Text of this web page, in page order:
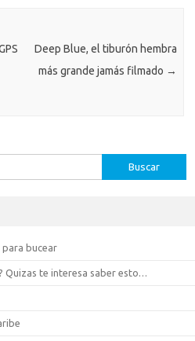
Deep Blue, el tiburón hembra
más grande jamás filmado →
para bucear
Quizas te interesa saber esto…